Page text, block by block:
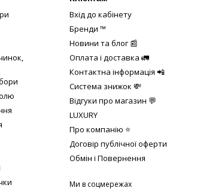
Вхід до кабінету
Бренди ™️
Новини та блог 📰
Оплата і доставка 🚛
Контактна інформація 📲
Система знижок 💸
Відгуки про магазин 💬
LUXURY
Про компанію ⭐
Договір публічної оферти
Обмін і Повернення
Ми в соцмережах